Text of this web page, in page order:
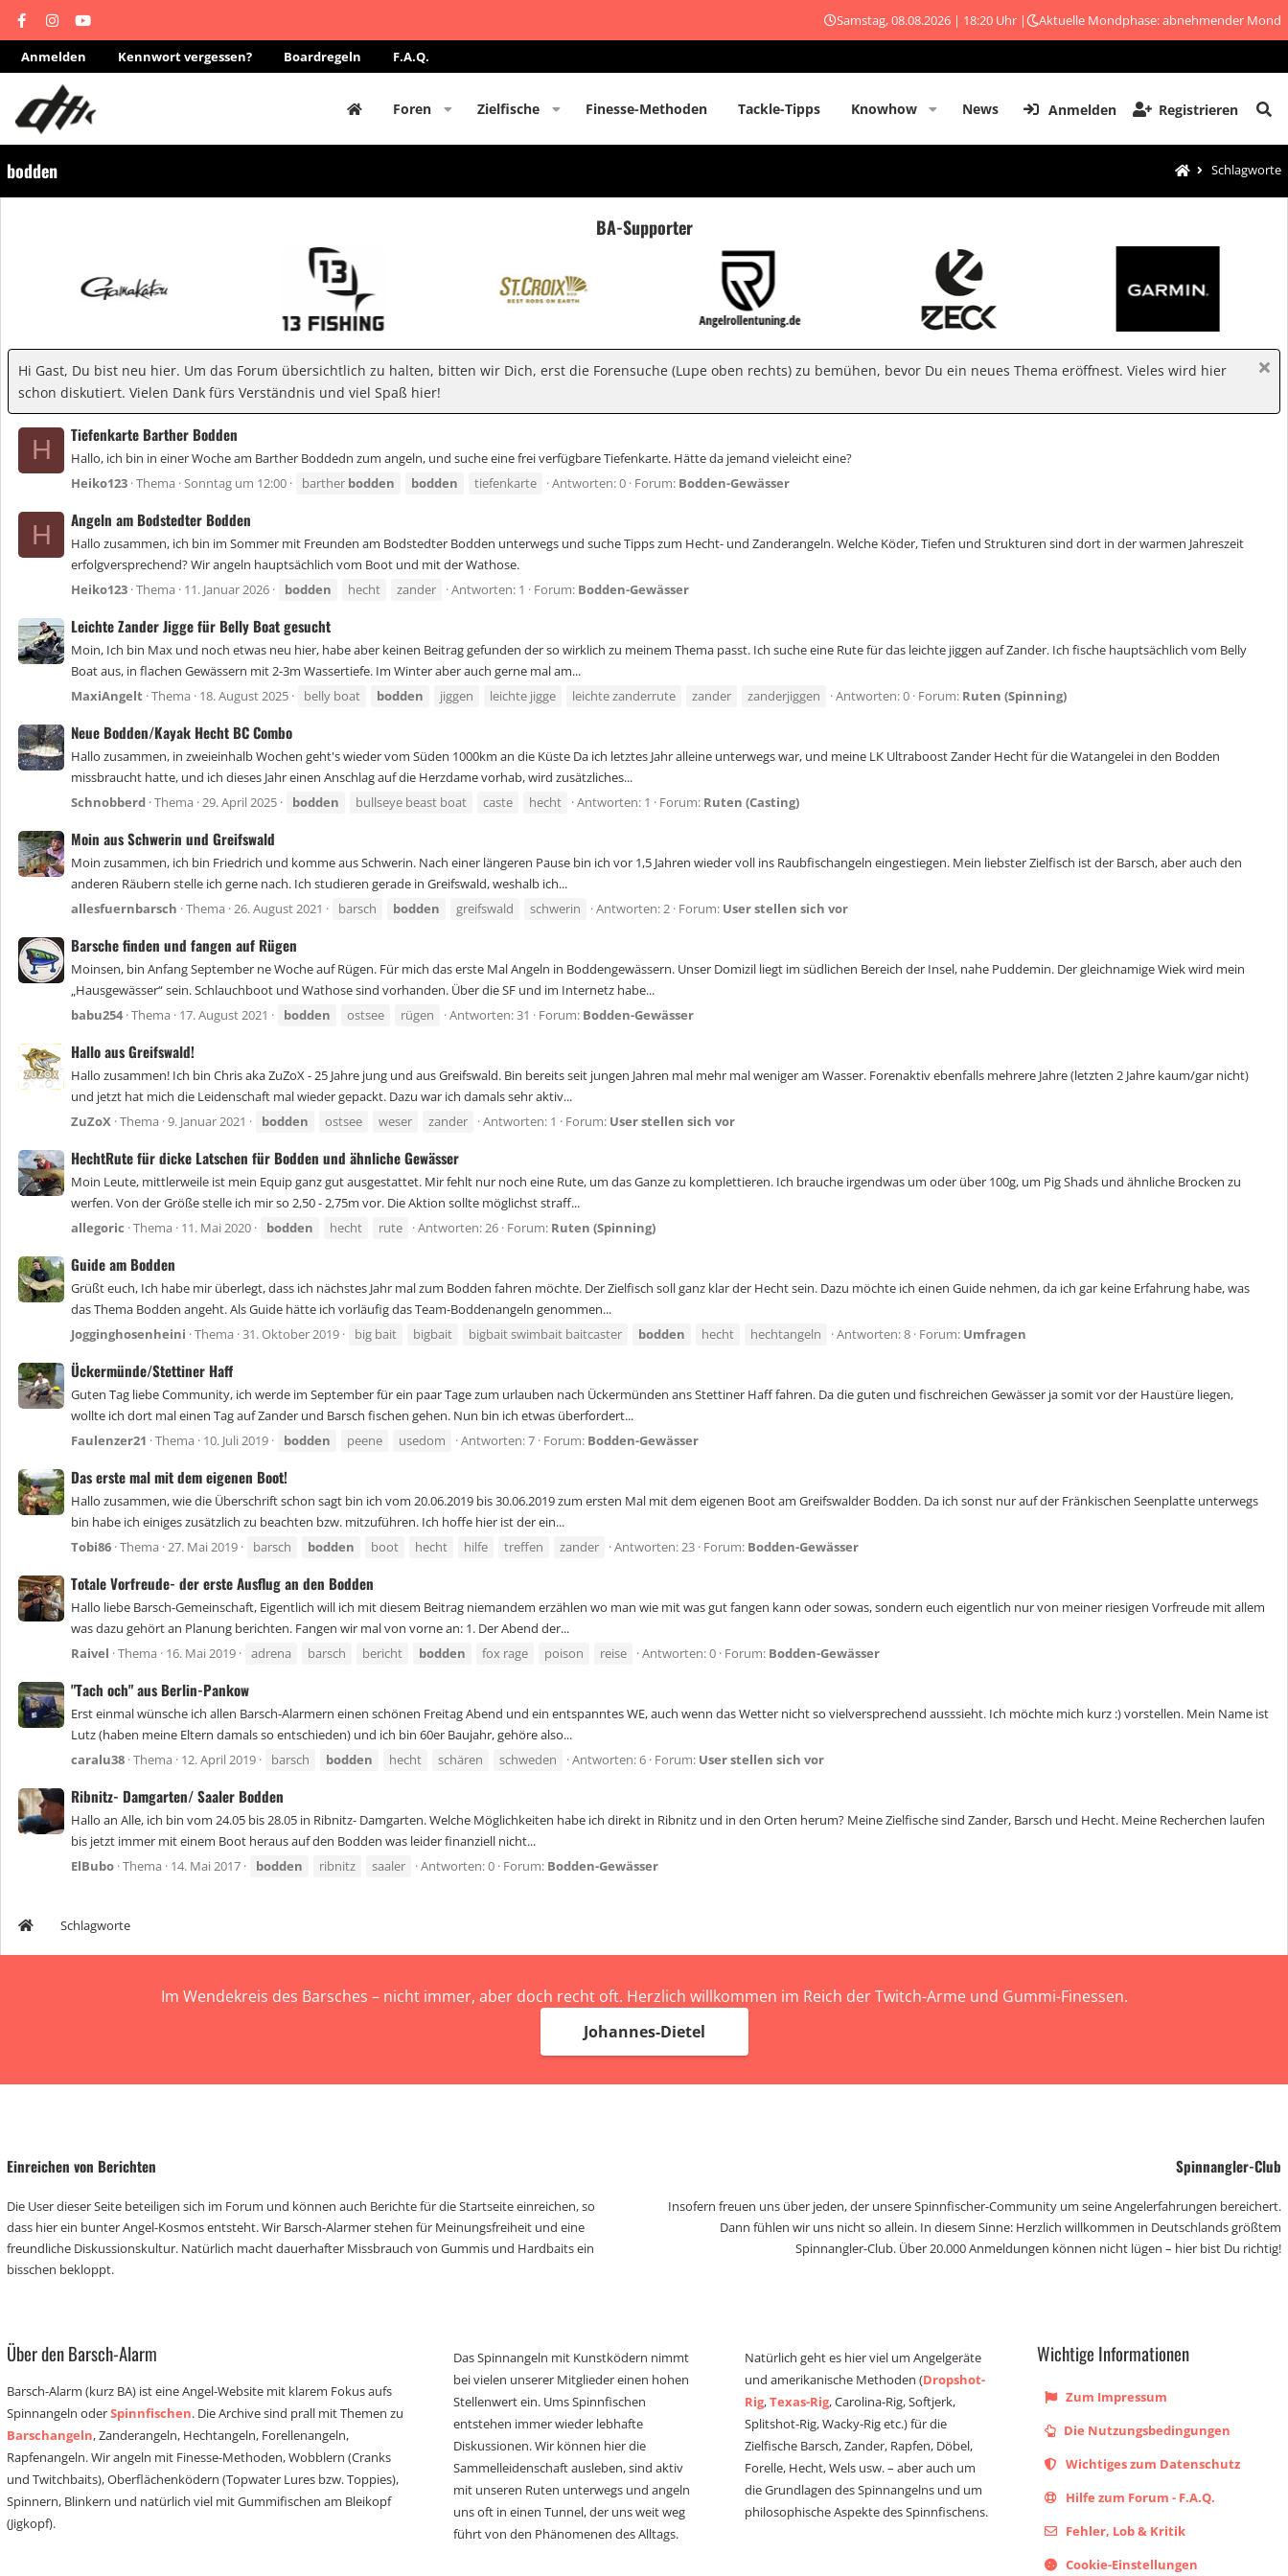
Samstag, 08.08.2026 | 18:20 Uhr | Aktuelle Mondphase: abnehmender Mond
Anmelden Kennwort vergessen? Boardregeln F.A.Q.
Foren Zielfische Finesse-Methoden Tackle-Tipps Knowhow News Anmelden Registrieren
bodden Schlagworte
BA-Supporter
Hi Gast, Du bist neu hier. Um das Forum übersichtlich zu halten, bitten wir Dich, erst die Forensuche (Lupe oben rechts) zu bemühen, bevor Du ein neues Thema eröffnest. Vieles wird hier
schon diskutiert. Vielen Dank fürs Verständnis und viel Spaß hier!
H
Tiefenkarte Barther Bodden
Hallo, ich bin in einer Woche am Barther Boddedn zum angeln, und suche eine frei verfügbare Tiefenkarte. Hätte da jemand vieleicht eine?
Heiko123 Thema Sonntag um 12:00 barther bodden bodden tiefenkarte Antworten: 0 Forum: Bodden-Gewässer
H
Angeln am Bodstedter Bodden
Hallo zusammen, ich bin im Sommer mit Freunden am Bodstedter Bodden unterwegs und suche Tipps zum Hecht- und Zanderangeln. Welche Köder, Tiefen und Strukturen sind dort in der warmen Jahreszeit
erfolgversprechend? Wir angeln hauptsächlich vom Boot und mit der Wathose.
Heiko123 Thema 11. Januar 2026 bodden hecht zander Antworten: 1 Forum: Bodden-Gewässer
Leichte Zander Jigge für Belly Boat gesucht
Moin, Ich bin Max und noch etwas neu hier, habe aber keinen Beitrag gefunden der so wirklich zu meinem Thema passt. Ich suche eine Rute für das leichte jiggen auf Zander. Ich fische hauptsächlich vom Belly
Boat aus, in flachen Gewässern mit 2-3m Wassertiefe. Im Winter aber auch gerne mal am...
MaxiAngelt Thema 18. August 2025 belly boat bodden jiggen leichte jigge leichte zanderrute zander zanderjiggen Antworten: 0 Forum: Ruten (Spinning)
Neue Bodden/Kayak Hecht BC Combo
Hallo zusammen, in zweieinhalb Wochen geht's wieder vom Süden 1000km an die Küste Da ich letztes Jahr alleine unterwegs war, und meine LK Ultraboost Zander Hecht für die Watangelei in den Bodden
missbraucht hatte, und ich dieses Jahr einen Anschlag auf die Herzdame vorhab, wird zusätzliches...
Schnobberd Thema 29. April 2025 bodden bullseye beast boat caste hecht Antworten: 1 Forum: Ruten (Casting)
Moin aus Schwerin und Greifswald
Moin zusammen, ich bin Friedrich und komme aus Schwerin. Nach einer längeren Pause bin ich vor 1,5 Jahren wieder voll ins Raubfischangeln eingestiegen. Mein liebster Zielfisch ist der Barsch, aber auch den
anderen Räubern stelle ich gerne nach. Ich studieren gerade in Greifswald, weshalb ich...
allesfuernbarsch Thema 26. August 2021 barsch bodden greifswald schwerin Antworten: 2 Forum: User stellen sich vor
Barsche finden und fangen auf Rügen
Moinsen, bin Anfang September ne Woche auf Rügen. Für mich das erste Mal Angeln in Boddengewässern. Unser Domizil liegt im südlichen Bereich der Insel, nahe Puddemin. Der gleichnamige Wiek wird mein
„Hausgewässer“ sein. Schlauchboot und Wathose sind vorhanden. Über die SF und im Internetz habe...
babu254 Thema 17. August 2021 bodden ostsee rügen Antworten: 31 Forum: Bodden-Gewässer
Hallo aus Greifswald!
Hallo zusammen! Ich bin Chris aka ZuZoX - 25 Jahre jung und aus Greifswald. Bin bereits seit jungen Jahren mal mehr mal weniger am Wasser. Forenaktiv ebenfalls mehrere Jahre (letzten 2 Jahre kaum/gar nicht)
und jetzt hat mich die Leidenschaft mal wieder gepackt. Dazu war ich damals sehr aktiv...
ZuZoX Thema 9. Januar 2021 bodden ostsee weser zander Antworten: 1 Forum: User stellen sich vor
HechtRute für dicke Latschen für Bodden und ähnliche Gewässer
Moin Leute, mittlerweile ist mein Equip ganz gut ausgestattet. Mir fehlt nur noch eine Rute, um das Ganze zu komplettieren. Ich brauche irgendwas um oder über 100g, um Pig Shads und ähnliche Brocken zu
werfen. Von der Größe stelle ich mir so 2,50 - 2,75m vor. Die Aktion sollte möglichst straff...
allegoric Thema 11. Mai 2020 bodden hecht rute Antworten: 26 Forum: Ruten (Spinning)
Guide am Bodden
Grüßt euch, Ich habe mir überlegt, dass ich nächstes Jahr mal zum Bodden fahren möchte. Der Zielfisch soll ganz klar der Hecht sein. Dazu möchte ich einen Guide nehmen, da ich gar keine Erfahrung habe, was
das Thema Bodden angeht. Als Guide hätte ich vorläufig das Team-Boddenangeln genommen...
Jogginghosenheini Thema 31. Oktober 2019 big bait bigbait bigbait swimbait baitcaster bodden hecht hechtangeln Antworten: 8 Forum: Umfragen
Ückermünde/Stettiner Haff
Guten Tag liebe Community, ich werde im September für ein paar Tage zum urlauben nach Ückermünden ans Stettiner Haff fahren. Da die guten und fischreichen Gewässer ja somit vor der Haustüre liegen,
wollte ich dort mal einen Tag auf Zander und Barsch fischen gehen. Nun bin ich etwas überfordert...
Faulenzer21 Thema 10. Juli 2019 bodden peene usedom Antworten: 7 Forum: Bodden-Gewässer
Das erste mal mit dem eigenen Boot!
Hallo zusammen, wie die Überschrift schon sagt bin ich vom 20.06.2019 bis 30.06.2019 zum ersten Mal mit dem eigenen Boot am Greifswalder Bodden. Da ich sonst nur auf der Fränkischen Seenplatte unterwegs
bin habe ich einiges zusätzlich zu beachten bzw. mitzuführen. Ich hoffe hier ist der ein...
Tobi86 Thema 27. Mai 2019 barsch bodden boot hecht hilfe treffen zander Antworten: 23 Forum: Bodden-Gewässer
Totale Vorfreude- der erste Ausflug an den Bodden
Hallo liebe Barsch-Gemeinschaft, Eigentlich will ich mit diesem Beitrag niemandem erzählen wo man wie mit was gut fangen kann oder sowas, sondern euch eigentlich nur von meiner riesigen Vorfreude mit allem
was dazu gehört an Planung berichten. Fangen wir mal von vorne an: 1. Der Abend der...
Raivel Thema 16. Mai 2019 adrena barsch bericht bodden fox rage poison reise Antworten: 0 Forum: Bodden-Gewässer
"Tach och" aus Berlin-Pankow
Erst einmal wünsche ich allen Barsch-Alarmern einen schönen Freitag Abend und ein entspanntes WE, auch wenn das Wetter nicht so vielversprechend ausssieht. Ich möchte mich kurz :) vorstellen. Mein Name ist
Lutz (haben meine Eltern damals so entschieden) und ich bin 60er Baujahr, gehöre also...
caralu38 Thema 12. April 2019 barsch bodden hecht schären schweden Antworten: 6 Forum: User stellen sich vor
Ribnitz- Damgarten/ Saaler Bodden
Hallo an Alle, ich bin vom 24.05 bis 28.05 in Ribnitz- Damgarten. Welche Möglichkeiten habe ich direkt in Ribnitz und in den Orten herum? Meine Zielfische sind Zander, Barsch und Hecht. Meine Recherchen laufen
bis jetzt immer mit einem Boot heraus auf den Bodden was leider finanziell nicht...
ElBubo Thema 14. Mai 2017 bodden ribnitz saaler Antworten: 0 Forum: Bodden-Gewässer
Schlagworte
Im Wendekreis des Barsches – nicht immer, aber doch recht oft. Herzlich willkommen im Reich der Twitch-Arme und Gummi-Finessen.
Johannes-Dietel
Einreichen von Berichten
Die User dieser Seite beteiligen sich im Forum und können auch Berichte für die Startseite einreichen, so
dass hier ein bunter Angel-Kosmos entsteht. Wir Barsch-Alarmer stehen für Meinungsfreiheit und eine
freundliche Diskussionskultur. Natürlich macht dauerhafter Missbrauch von Gummis und Hardbaits ein
bisschen bekloppt.
Spinnangler-Club
Insofern freuen uns über jeden, der unsere Spinnfischer-Community um seine Angelerfahrungen bereichert.
Dann fühlen wir uns nicht so allein. In diesem Sinne: Herzlich willkommen in Deutschlands größtem
Spinnangler-Club. Über 20.000 Anmeldungen können nicht lügen – hier bist Du richtig!
Über den Barsch-Alarm
Barsch-Alarm (kurz BA) ist eine Angel-Website mit klarem Fokus aufs
Spinnangeln oderSpinnfischen. Die Archive sind prall mit Themen zu
Barschangeln, Zanderangeln, Hechtangeln, Forellenangeln,
Rapfenangeln. Wir angeln mit Finesse-Methoden, Wobblern (Cranks
und Twitchbaits), Oberflächenködern (Topwater Lures bzw. Toppies),
Spinnern, Blinkern und natürlich viel mit Gummifischen am Bleikopf
(Jigkopf).
Das Spinnangeln mit Kunstködern nimmt
bei vielen unserer Mitglieder einen hohen
Stellenwert ein. Ums Spinnfischen
entstehen immer wieder lebhafte
Diskussionen. Wir können hier die
Sammelleidenschaft ausleben, sind aktiv
mit unseren Ruten unterwegs und angeln
uns oft in einen Tunnel, der uns weit weg
führt von den Phänomenen des Alltags.
Natürlich geht es hier viel um Angelgeräte
und amerikanische Methoden (Dropshot-
Rig,Texas-Rig, Carolina-Rig, Softjerk,
Splitshot-Rig, Wacky-Rig etc.) für die
Zielfische Barsch, Zander, Rapfen, Döbel,
Forelle, Hecht, Wels usw. – aber auch um
die Grundlagen des Spinnangelns und um
philosophische Aspekte des Spinnfischens.
Wichtige Informationen
Zum Impressum
Die Nutzungsbedingungen
Wichtiges zum Datenschutz
Hilfe zum Forum - F.A.Q.
Fehler, Lob & Kritik
Cookie-Einstellungen